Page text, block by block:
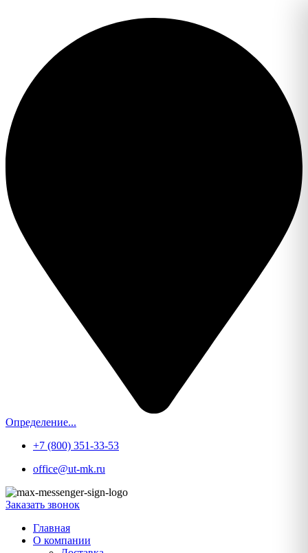
Определение...
+7 (800) 351-33-53
office@ut-mk.ru
Заказать звонок
Главная
О компании